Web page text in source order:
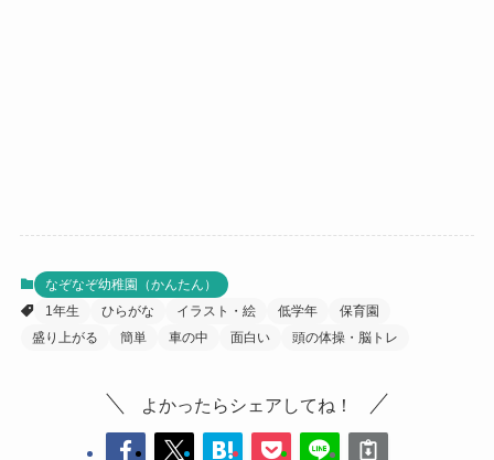
なぞなぞ幼稚園（かんたん）
1年生
ひらがな イラスト・絵 低学年
保育園
盛り上がる
簡単 車の中 面白い 頭の体操・脳トレ
よかったらシェアしてね！